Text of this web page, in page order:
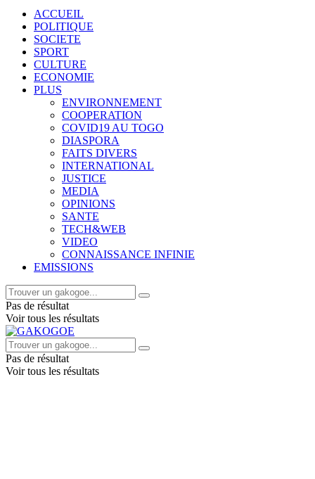
ACCUEIL
POLITIQUE
SOCIETE
SPORT
CULTURE
ECONOMIE
PLUS
ENVIRONNEMENT
COOPERATION
COVID19 AU TOGO
DIASPORA
FAITS DIVERS
INTERNATIONAL
JUSTICE
MEDIA
OPINIONS
SANTE
TECH&WEB
VIDEO
CONNAISSANCE INFINIE
EMISSIONS
Pas de résultat
Voir tous les résultats
Pas de résultat
Voir tous les résultats